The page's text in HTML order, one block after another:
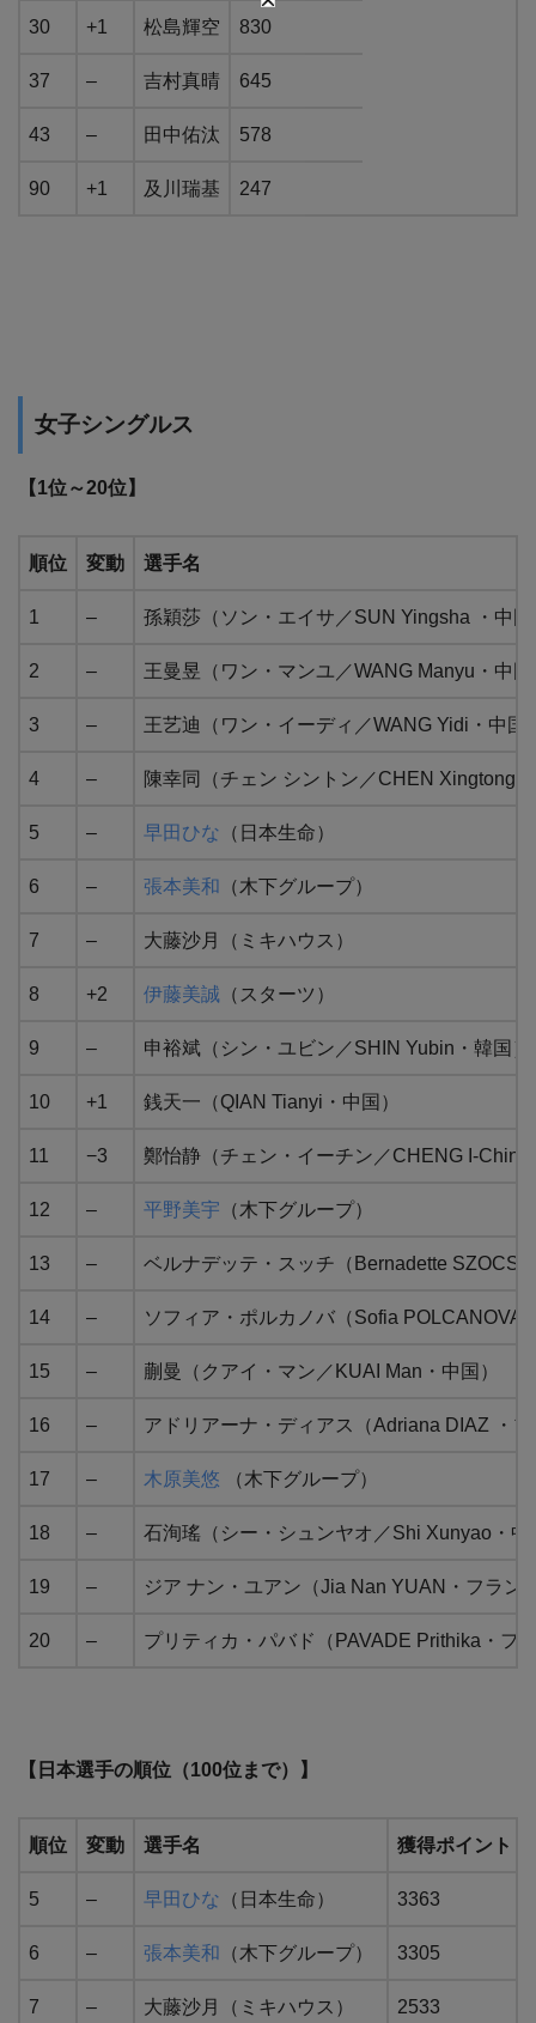
30 +1 松島輝空 830
37 – 吉村真晴 645
43 – 田中佑汰 578
90 +1 及川瑞基 247
女子シングルス
【1位～20位】
順位 変動 選手名
1 – 孫穎莎（ソン・エイサ／SUN Yingsha ・中国
2 – 王曼昱（ワン・マンユ／WANG Manyu・中国
3 – 王艺迪（ワン・イーディ／WANG Yidi・中国
4 – 陳幸同（チェン シントン／CHEN Xingtong
5 – 早⽥ひな （日本生命）
6 – 張本美和 （木下グループ）
7 – 大藤沙月（ミキハウス）
8 +2 伊藤美誠 （スターツ）
9 – 申裕斌（シン・ユビン／SHIN Yubin・韓国）
10 +1 銭天一（QIAN Tianyi・中国）
11 −3 鄭怡静（チェン・イーチン／CHENG I-Ching
12 – 平野美宇 （木下グループ）
13 – ベルナデッテ・スッチ（Bernadette SZOCS
14 – ソフィア・ポルカノバ（Sofia POLCANOVA
15 – 蒯曼（クアイ・マン／KUAI Man・中国）
16 – アドリアーナ・ディアス（Adriana DIAZ ・
17 – 木原美悠 （木下グループ）
18 – 石洵瑤（シー・シュンヤオ／Shi Xunyao・中
19 – ジア ナン・ユアン（Jia Nan YUAN・フラン
20 – プリティカ・パバド（PAVADE Prithika・フ
【日本選手の順位（100位まで）】
順位 変動 選手名 獲得ポイント
5 – 早⽥ひな （日本生命） 3363
6 – 張本美和 （木下グループ） 3305
7 – 大藤沙月（ミキハウス） 2533